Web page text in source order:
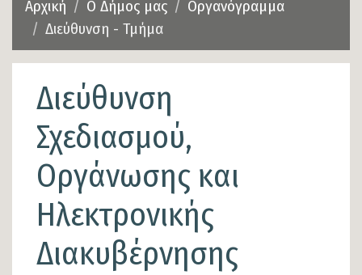
Αρχική Ο Δήμος μας
Οργανόγραμμα
Διεύθυνση - Τμήμα
Διεύθυνση
Σχεδιασμού,
Οργάνωσης και
Ηλεκτρονικής
Διακυβέρνησης